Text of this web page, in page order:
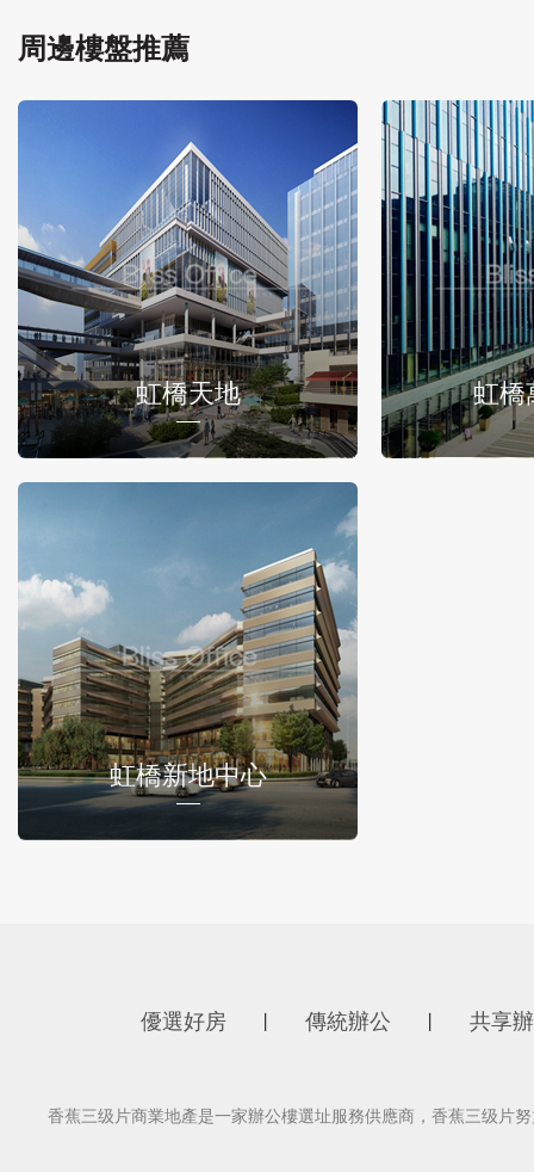
周邊樓盤推薦
虹橋天地 虹橋
虹橋新地中心
優選好房 傳統辦公 共享
香蕉三级片商業地產是一家辦公樓選址服務供應商，香蕉三级片